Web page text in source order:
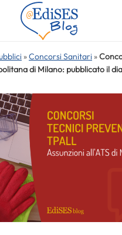
»Concorsi Sanitari »
di Milano: pubblicato il